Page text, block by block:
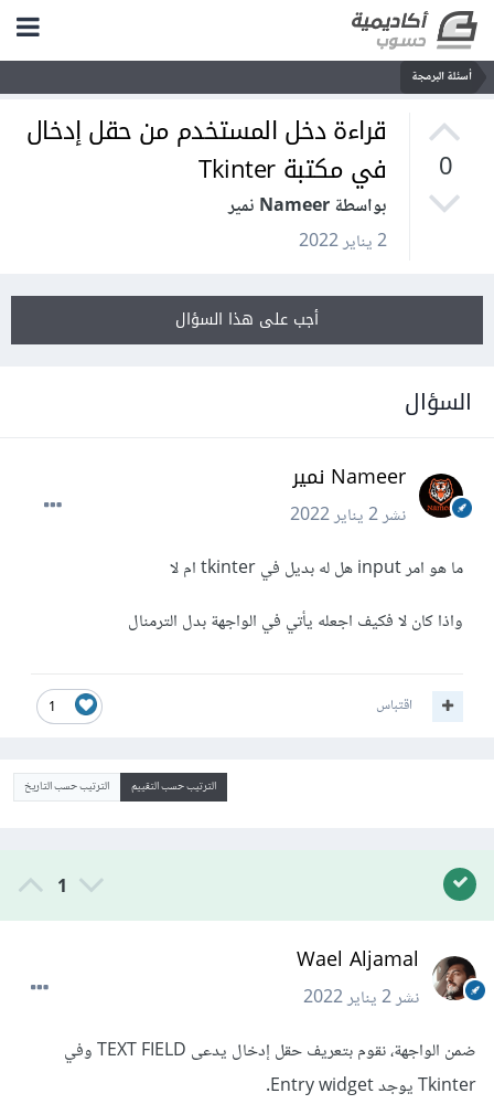
أسئلة البرمجة
0
قراءة دخل المستخدم من حقل إدخال
في مكتبة Tkinter
بواسطة Nameer نمير
2 يناير 2022
أجب على هذا السؤال
السؤال
Nameer نمير
نشر2 يناير 2022
ما هو امر input هل له بديل في tkinter ام لا
واذا كان لا فكيف اجعله يأتي في الواجهة بدل الترمنال
1 اقتباس
الترتيب حسب التقييم الترتيب حسب التاريخ
1
Wael Aljamal
نشر2 يناير 2022
ضمن الواجهة، نقوم بتعريف حقل إدخال يدعى TEXT FIELD وفي
Tkinter يوجد Entry widget.